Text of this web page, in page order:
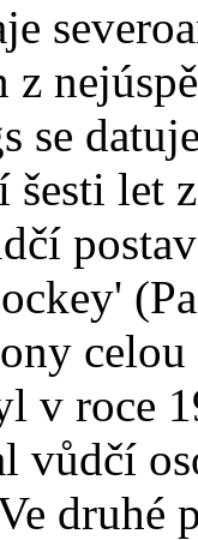
z
se
šesti let
celou
v roce
vůdčí
druhé